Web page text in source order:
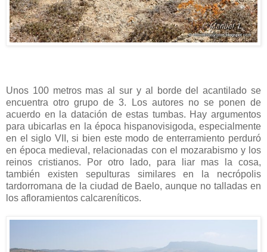
Unos 100 metros mas al sur y al borde del acantilado se
encuentra otro grupo de 3. Los autores no se ponen de
acuerdo en la datación de estas tumbas. Hay argumentos
para ubicarlas en la época hispanovisigoda, especialmente
en el siglo VII, si bien este modo de enterramiento perduró
en época medieval, relacionadas con el mozarabismo y los
reinos cristianos. Por otro lado, para liar mas la cosa,
también existen sepulturas similares en la necrópolis
tardorromana de la ciudad de Baelo, aunque no talladas en
los afloramientos calcareníticos.